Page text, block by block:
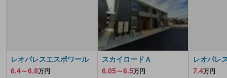
レオパレスエスポワール
6.4～6.8万円
スカイロードＡ
6.05～6.5万円
レオパレ
7.4万円